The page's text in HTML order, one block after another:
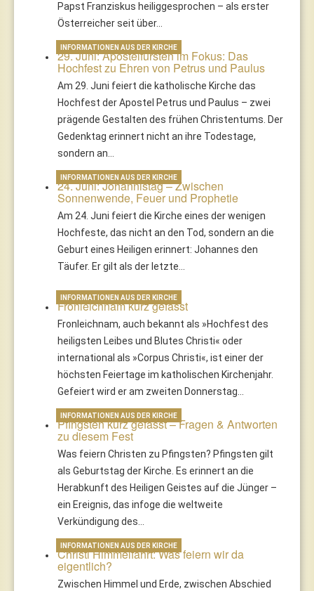
Papst Franziskus heiliggesprochen – als erster
Österreicher seit über…
29. Juni: Apostelfürsten im Fokus: Das
Hochfest zu Ehren von Petrus und Paulus
Am 29. Juni feiert die katholische Kirche das
Hochfest der Apostel Petrus und Paulus – zwei
prägende Gestalten des frühen Christentums. Der
Gedenktag erinnert nicht an ihre Todestage,
sondern an…
INFORMATIONEN AUS DER KIRCHE
24. Juni: Johannistag – Zwischen
Sonnenwende, Feuer und Prophetie
Am 24. Juni feiert die Kirche eines der wenigen
Hochfeste, das nicht an den Tod, sondern an die
Geburt eines Heiligen erinnert: Johannes den
Täufer. Er gilt als der letzte…
INFORMATIONEN AUS DER KIRCHE
Fronleichnam kurz gefasst
Fronleichnam, auch bekannt als »Hochfest des
heiligsten Leibes und Blutes Christi« oder
international als »Corpus Christi«, ist einer der
höchsten Feiertage im katholischen Kirchenjahr.
Gefeiert wird er am zweiten Donnerstag…
INFORMATIONEN AUS DER KIRCHE
Pfingsten kurz gefasst – Fragen & Antworten
zu diesem Fest
Was feiern Christen zu Pfingsten? Pfingsten gilt
als Geburtstag der Kirche. Es erinnert an die
Herabkunft des Heiligen Geistes auf die Jünger –
ein Ereignis, das infoge die weltweite
Verkündigung des…
INFORMATIONEN AUS DER KIRCHE
Christi Himmelfahrt: Was feiern wir da
eigentlich?
Zwischen Himmel und Erde, zwischen Abschied
INFORMATIONEN AUS DER KIRCHE